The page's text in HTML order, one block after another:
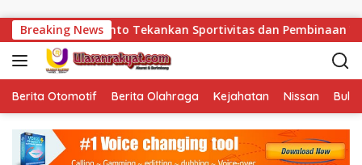
Breaking News
Tekankan Sportivitas dan Pembinaan Warga Binaan.
Berita Otomotif Berita Olahraga Kejahatan Nissan